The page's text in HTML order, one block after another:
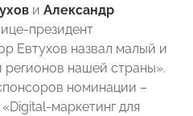
и Александр
президент
Евтухов назвал малый и
нашей страны».
номинации –
маркетинг для